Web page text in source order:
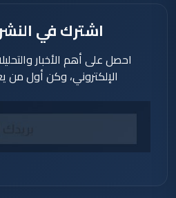
اشترك في
احصل على أهم الأخبار
الإلكتروني، وكن أول من